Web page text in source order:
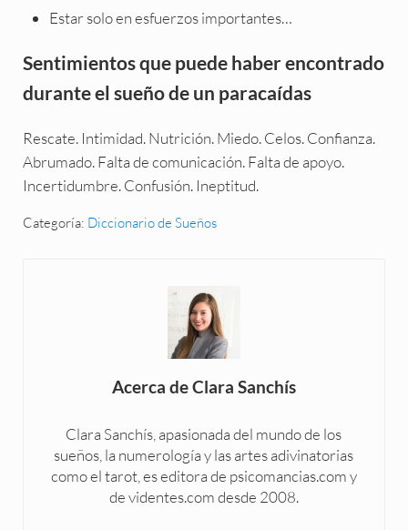
Estar solo en esfuerzos importantes…
Sentimientos que puede haber encontrado
durante el sueño de un paracaídas
Rescate. Intimidad. Nutrición. Miedo. Celos. Confianza.
Abrumado. Falta de comunicación. Falta de apoyo.
Incertidumbre. Confusión. Ineptitud.
Categoría: Diccionario de Sueños
Acerca deClara Sanchís
Clara Sanchís, apasionada del mundo de los
sueños, la numerología y las artes adivinatorias
como el tarot, es editora de psicomancias.com y
de videntes.com desde 2008.